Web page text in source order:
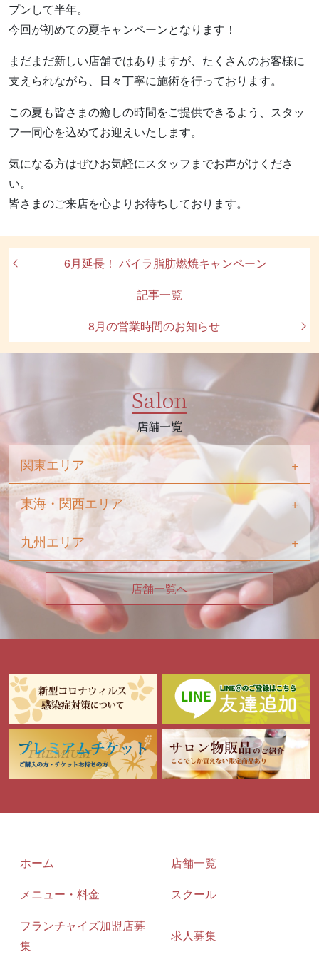
プンして半年。
今回が初めての夏キャンペーンとなります！
まだまだ新しい店舗ではありますが、たくさんのお客様に
支えられながら、日々丁寧に施術を行っております。
この夏も皆さまの癒しの時間をご提供できるよう、スタッ
フ一同心を込めてお迎えいたします。
気になる方はぜひお気軽にスタッフまでお声がけくださ
い。
皆さまのご来店を心よりお待ちしております。
6月延長！ パイラ脂肪燃焼キャンペーン
記事一覧
8月の営業時間のお知らせ
Salon
店舗一覧
関東エリア
東海・関西エリア
九州エリア
店舗一覧へ
ホーム
店舗一覧
メニュー・料金
スクール
フランチャイズ加盟店募
集
求人募集